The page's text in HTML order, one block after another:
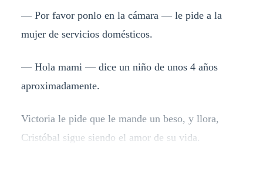
— Por favor ponlo en la cámara — le pide a la
mujer de servicios domésticos.
— Hola mami — dice un niño de unos 4 años
aproximadamente.
Victoria le pide que le mande un beso, y llora,
Cristóbal sigue siendo el amor de su vida.